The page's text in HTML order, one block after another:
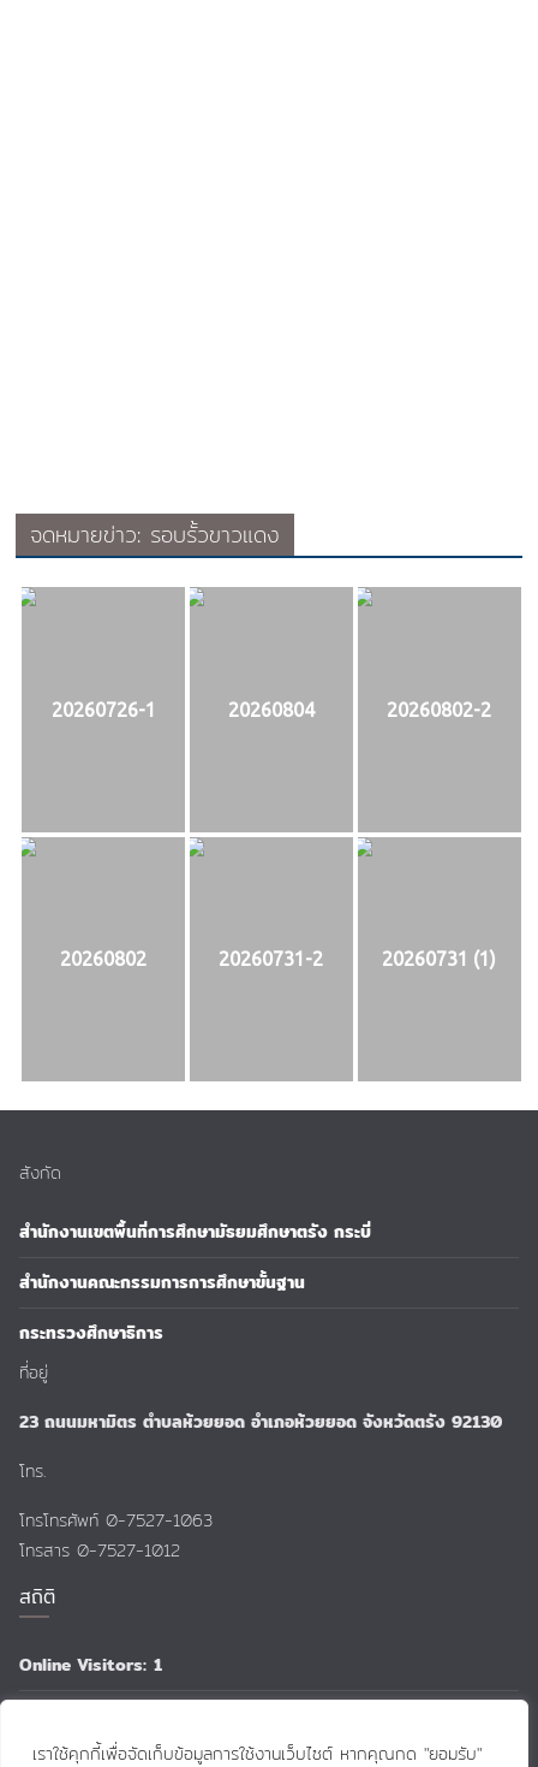
เราใช้คุกกี้เพื่อจัดเก็บข้อมูลการใช้งานเว็บไซต์ หากคุณกด "ยอมรับ"
จดหมายข่าว: รอบรั้วขาวแดง
20260726-1 20260804 20260802-2
20260802 20260731-2 20260731 (1)
สังกัด
สำนักงานเขตพื้นที่การศึกษามัธยมศึกษาตรัง กระบี่
สำนักงานคณะกรรมการการศึกษาขั้นฐาน
กระทรวงศึกษาธิการ
ที่อยู่
23 ถนนมหามิตร ตำบลห้วยยอด อำเภอห้วยยอด จังหวัดตรัง 92130
โทร.
โทรโทรศัพท์ 0-7527-1063
โทรสาร 0-7527-1012
สถิติ
Online Visitors: 1